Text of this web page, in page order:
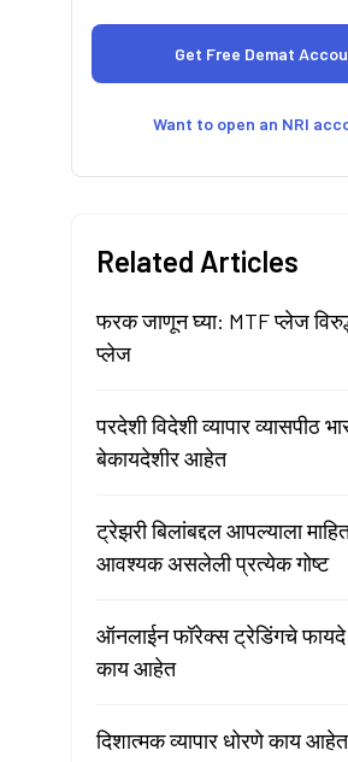
Want to open an NRI
Related Articles
फरक जाणून घ्या: MTF प्लेज
प्लेज
परदेशी विदेशी व्यापार व्यासपीठ
बेकायदेशीर आहेत
ट्रेझरी बिलांबद्दल आपल्याला
आवश्यक असलेली प्रत्येक गोष्ट
ऑनलाईन फॉरेक्स ट्रेडिंगचे
काय आहेत
दिशात्मक व्यापार धोरणे काय